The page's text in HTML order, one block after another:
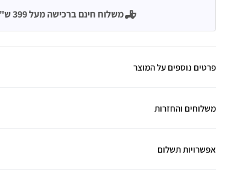
משלוח חינם ברכישה מעל 399 ש"ח
פרטים נוספים על המוצר
משלוחים והחזרות
אפשרויות תשלום